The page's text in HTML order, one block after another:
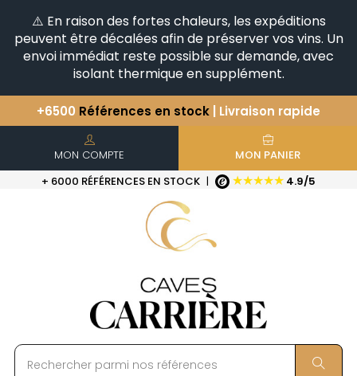
⚠️ En raison des fortes chaleurs, les expéditions
peuvent être décalées afin de préserver vos vins. Un
envoi immédiat reste possible sur demande, avec
isolant thermique en supplément.
+6500 Références en stock | Livraison rapide
Vous avez une question ?
Découvrez notre sélection
d'Horizontales & Verticales
MON COMPTE
MON PANIER
+ 6000 RÉFÉRENCES EN STOCK | ★★★★★ 4.9/5